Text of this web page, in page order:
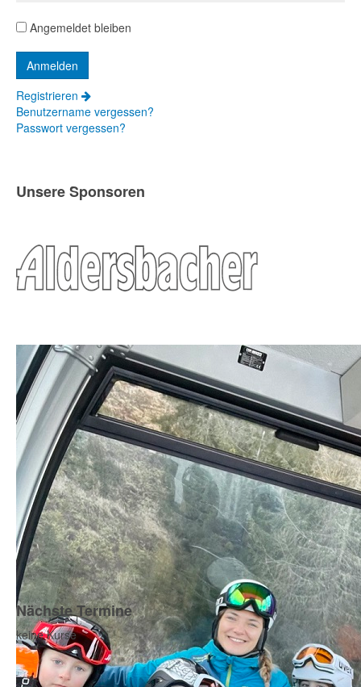
Angemeldet bleiben
Registrieren
Benutzername vergessen?
Passwort vergessen?
Unsere Sponsoren
Nächste Termine
keine Kurse